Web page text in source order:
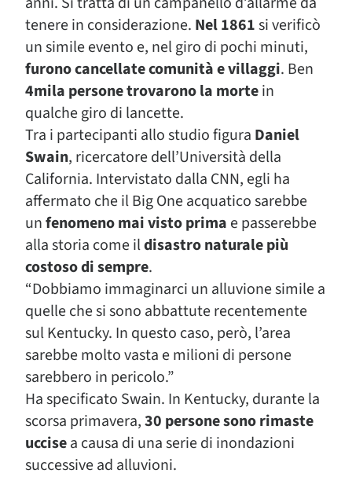
tenere in considerazione. Nel 1861si verificò
un simile evento e, nel giro di pochi minuti,
furono cancellate comunità e villaggi. Ben
4mila persone trovarono la mortein
qualche giro di lancette.
Tra i partecipanti allo studio figura Daniel
Swain, ricercatore dell’Università della
California. Intervistato dalla CNN, egli ha
affermato che il Big One acquatico sarebbe
unfenomeno mai visto prima e passerebbe
alla storia come ildisastro naturale più
costoso di sempre.
“Dobbiamo immaginarci un alluvione simile a
quelle che si sono abbattute recentemente
sul Kentucky. In questo caso, però, l’area
sarebbe molto vasta e milioni di persone
sarebbero in pericolo.”
Ha specificato Swain. In Kentucky, durante la
scorsa primavera,30 persone sono rimaste
uccisea causa di una serie di inondazioni
successive ad alluvioni.